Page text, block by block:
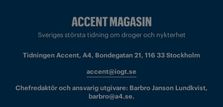
Sveriges största tidning om droger och nykterhet
Tidningen Accent, A4, Bondegatan 21, 116 33 Stockholm
accent@iogt.se
Chefredaktör och ansvarig utgivare: Barbro Janson Lundkvist,
barbro@a4.se.